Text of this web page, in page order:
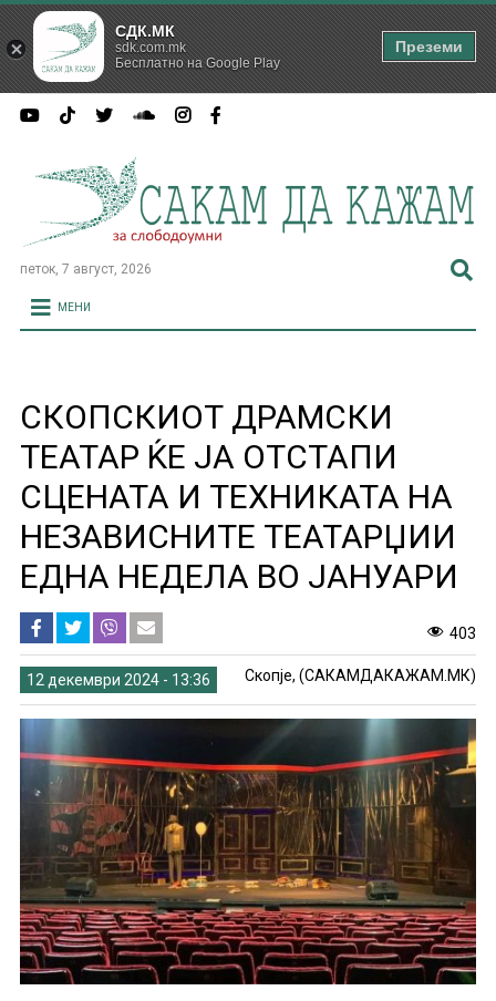
петок, 7 август, 2026
МЕНИ
СКОПСКИОТ ДРАМСКИ
ТЕАТАР ЌЕ ЈА ОТСТАПИ
СЦЕНАТА И ТЕХНИКАТА НА
НЕЗАВИСНИТЕ ТЕАТАРЏИИ
ЕДНА НЕДЕЛА ВО ЈАНУАРИ
403
12 декември 2024 - 13:36 Скопје, (САКАМДАКАЖАМ.МК)
СДК.МК
sdk.com.mk
Бесплатно на Google Play
Преземи